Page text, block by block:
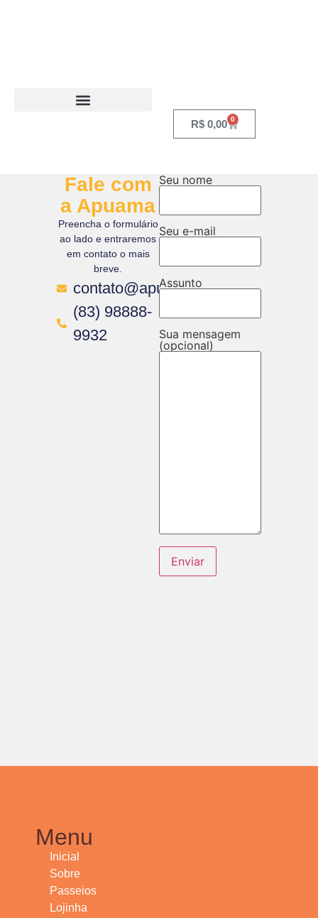
R$ 0,00 0
Fale com
a Apuama
Preencha o formulário
ao lado e entraremos
em contato o mais
breve.
contato@apuamaturismo.com.br
(83) 98888-
9932
Seu nome
Seu e-mail
Assunto
Sua mensagem
(opcional)
Menu
Inicial
Sobre
Passeios
Lojinha